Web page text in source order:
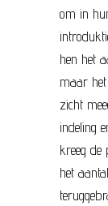
om in
hen het
maar
zicht
indeling
kreeg de
het